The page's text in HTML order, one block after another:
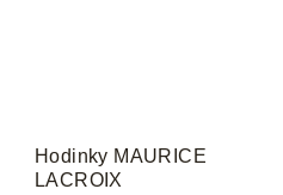
Hodinky MAURICE
LACROIX